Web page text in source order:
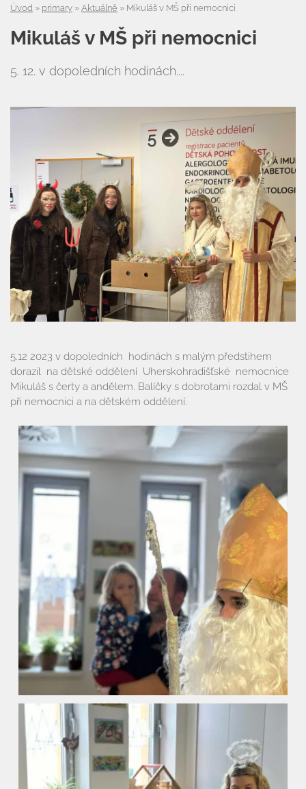
Organizace školního roku
Úřední deska
Naše škola
Základní škola
ZŠ speciální
ZŠ a MŠ při nemocnici
Fotogalerie
Aktuality
Kontakty
Vyhledávání na webu
Úvod » primary » Aktuálně » Mikuláš v MŠ při nemocnici
Mikuláš v MŠ při nemocnici
5. 12. v dopoledních hodinách....
5.12 2023 v dopoledních hodinách s malým předstihem
dorazil na dětské oddělení Uherskohradišťské nemocnice
Mikuláš s čerty a andělem. Balíčky s dobrotami rozdal v MŠ
při nemocnici a na dětském oddělení.